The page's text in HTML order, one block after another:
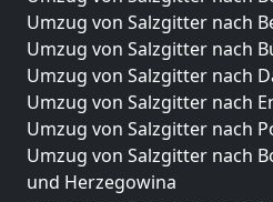
Umzug von Salzgitter nach
Umzug von Salzgitter nach
Umzug von Salzgitter nach
Umzug von Salzgitter nach
Umzug von Salzgitter nach
Umzug von Salzgitter nach
und Herzegowina